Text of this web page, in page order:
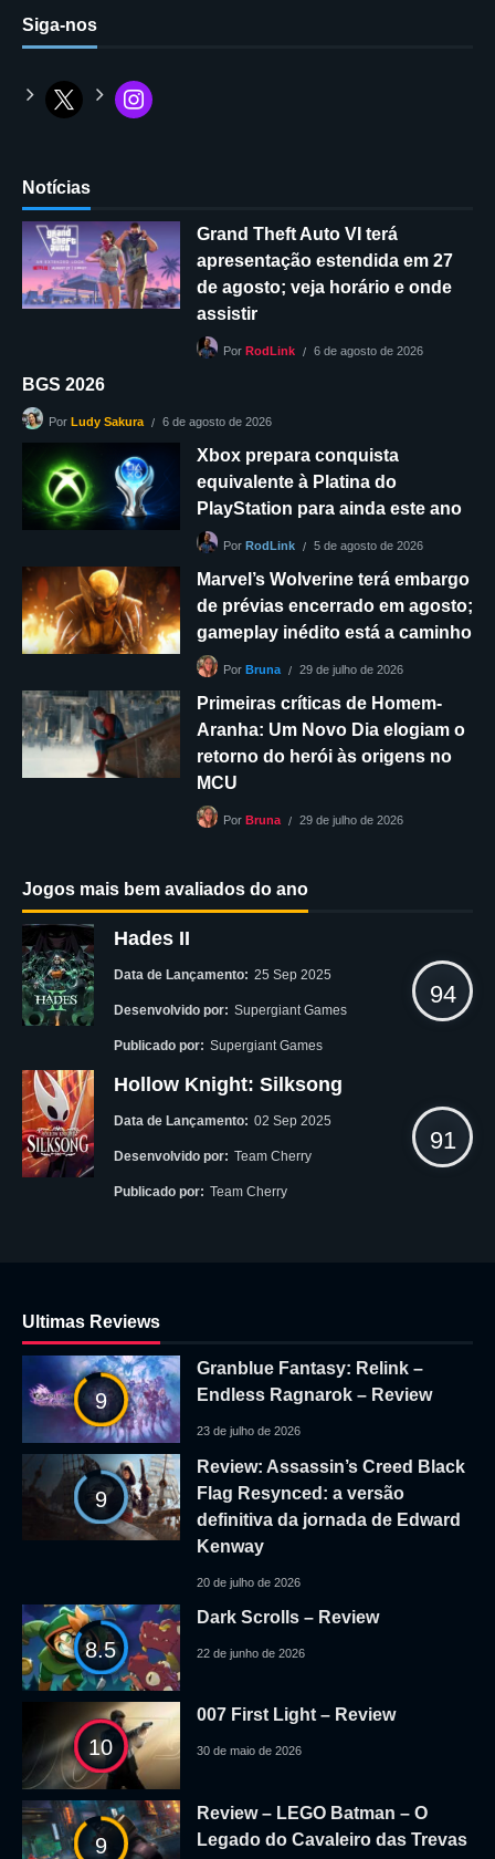
Siga-nos
Notícias
Grand Theft Auto VI terá
apresentação estendida em 27
de agosto; veja horário e onde
assistir
Por RodLink 6 de agosto de 2026
BGS 2026
Por Ludy Sakura 6 de agosto de 2026
Xbox prepara conquista
equivalente à Platina do
PlayStation para ainda este ano
Por RodLink 5 de agosto de 2026
Marvel’s Wolverine terá embargo
de prévias encerrado em agosto;
gameplay inédito está a caminho
Por Bruna 29 de julho de 2026
Primeiras críticas de Homem-
Aranha: Um Novo Dia elogiam o
retorno do herói às origens no
MCU
Por Bruna 29 de julho de 2026
Jogos mais bem avaliados do ano
Hades II
Data de Lançamento: 25 Sep 2025
Desenvolvido por: Supergiant Games
Publicado por: Supergiant Games
94
Hollow Knight: Silksong
Data de Lançamento: 02 Sep 2025
Desenvolvido por: Team Cherry
Publicado por: Team Cherry
91
Ultimas Reviews
9
Granblue Fantasy: Relink –
Endless Ragnarok – Review
23 de julho de 2026
9
Review: Assassin’s Creed Black
Flag Resynced: a versão
definitiva da jornada de Edward
Kenway
20 de julho de 2026
8.5
Dark Scrolls – Review
22 de junho de 2026
10
007 First Light – Review
30 de maio de 2026
9
Review – LEGO Batman – O
Legado do Cavaleiro das Trevas